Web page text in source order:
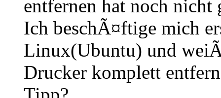
entfernen hat noch nicht
Ich beschÃ¤ftige mich
Linux(Ubuntu) und
Drucker komplett